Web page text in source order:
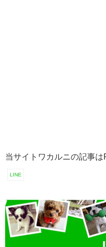
当サイトワカルニの記事は
LINE